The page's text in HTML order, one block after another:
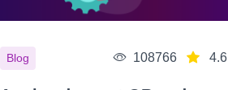
Blog 108766 4.6